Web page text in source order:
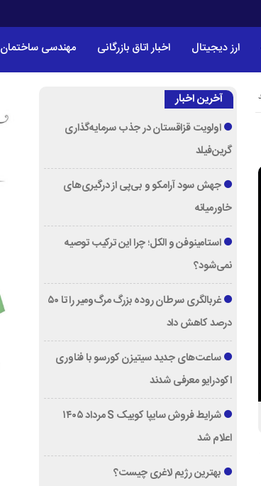
ارز دیجیتال اخبار اتاق بازرگانی مهندسی ساختمان
آخرین اخبار
اولویت قزاقستان در جذب سرمایه‌گذاری
گرین‌فیلد
جهش سود آرامکو و بی‌پی از درگیری‌های
خاورمیانه
استامینوفن و الکل؛ چرا این ترکیب توصیه
نمی‌شود؟
غربالگری سرطان روده بزرگ مرگ‌ومیر را تا ۵۰
درصد کاهش داد
ساعت‌های جدید سیتیزن کورسو با فناوری
اکودرایو معرفی شدند
شرایط فروش سایپا کوییک S مرداد ۱۴۰۵
اعلام شد
بهترین رژیم لاغری چیست؟